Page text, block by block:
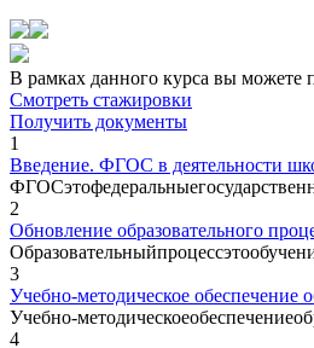
В рамках данного курса вы можете
Смотреть стажировки
Получить документы
1
Введение. ФГОС в деятельности
2
Обновление образовательного
3
Учебно-методическое обеспечение
Учебно-
4